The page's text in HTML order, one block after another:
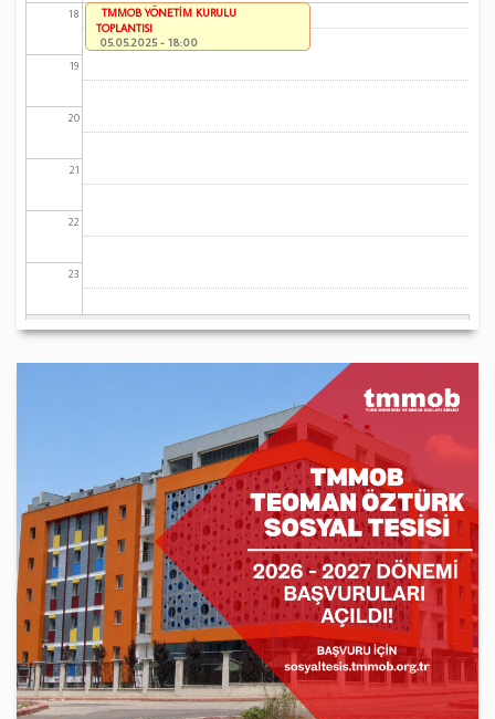
18
19
20
21
22
23
TMMOB YÖNETİM KURULU
TOPLANTISI
05.05.2025 - 18:00